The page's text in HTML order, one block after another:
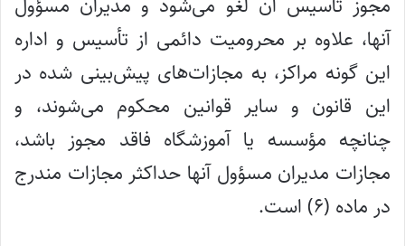
آنها، علاوه بر محرومیت دائمی از تأسیس و اداره
این گونه مراکز، به مجازات‌های پیش‌بینی شده در
این قانون و سایر قوانین محکوم می‌شوند، و
چنانچه مؤسسه یا آموزشگاه فاقد مجوز باشد،
مجازات مدیران مسؤول آنها حداکثر مجازات مندرج
در ماده (۶) است.